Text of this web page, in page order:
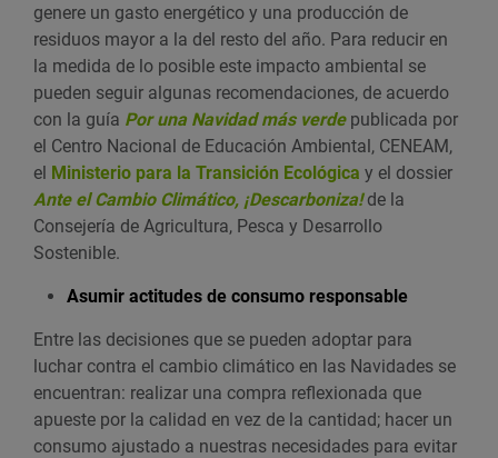
genere un gasto energético y una producción de
residuos mayor a la del resto del año. Para reducir en
la medida de lo posible este impacto ambiental se
pueden seguir algunas recomendaciones, de acuerdo
con la guía Por una Navidad más verdepublicada por
el Centro Nacional de Educación Ambiental, CENEAM,
el Ministerio para la Transición Ecológica y el dossier
Ante el Cambio Climático, ¡Descarboniza! de la
Consejería de Agricultura, Pesca y Desarrollo
Sostenible.
Asumir actitudes de consumo responsable
Entre las decisiones que se pueden adoptar para
luchar contra el cambio climático en las Navidades se
encuentran: realizar una compra reflexionada que
apueste por la calidad en vez de la cantidad; hacer un
consumo ajustado a nuestras necesidades para evitar